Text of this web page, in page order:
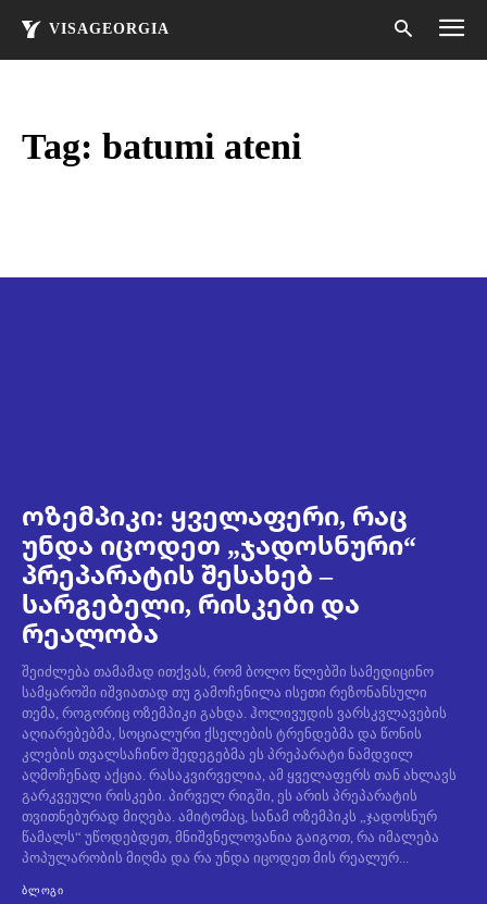
VISAGEORGIA
Tag: batumi ateni
ოზემპიკი: ყველაფერი, რაც
უნდა იცოდეთ „ჯადოსნური“
პრეპარატის შესახებ –
სარგებელი, რისკები და
რეალობა
შეიძლება თამამად ითქვას, რომ ბოლო წლებში სამედიცინო
სამყაროში იშვიათად თუ გამოჩენილა ისეთი რეზონანსული
თემა, როგორიც ოზემპიკი გახდა. ჰოლივუდის ვარსკვლავების
აღიარებებმა, სოციალური ქსელების ტრენდებმა და წონის
კლების თვალსაჩინო შედეგებმა ეს პრეპარატი ნამდვილ
აღმოჩენად აქცია. რასაკვირველია, ამ ყველაფერს თან ახლავს
გარკვეული რისკები. პირველ რიგში, ეს არის პრეპარატის
თვითნებურად მიღება. ამიტომაც, სანამ ოზემპიკს „ჯადოსნურ
წამალს“ უწოდებდეთ, მნიშვნელოვანია გაიგოთ, რა იმალება
პოპულარობის მიღმა და რა უნდა იცოდეთ მის რეალურ...
ᲑᲚᲝᲒᲘ